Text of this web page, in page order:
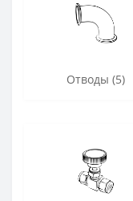
Отводы (5)